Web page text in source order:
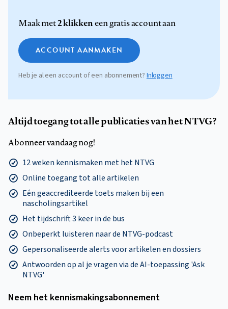
Maak met2 klikkeneen gratis account aan
ACCOUNT AANMAKEN
Heb je al een account of een abonnement?Inloggen
Altijd toegang tot alle publicaties van het NTVG?
Abonneer vandaag nog!
12 weken kennismaken met het NTVG
Online toegang tot alle artikelen
Eén geaccrediteerde toets maken bij een
nascholingsartikel
Het tijdschrift 3 keer in de bus
Onbeperkt luisteren naar de NTVG-podcast
Gepersonaliseerde alerts voor artikelen en dossiers
Antwoorden op al je vragen via de AI-toepassing 'Ask
NTVG'
Neem het kennismakings­abonnement